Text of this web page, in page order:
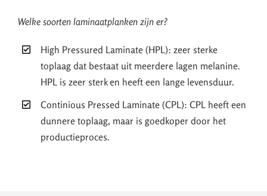
Welke soorten laminaatplanken zijn er?
High Pressured Laminate (HPL): zeer sterke
toplaag dat bestaat uit meerdere lagen melanine.
HPL is zeer sterk en heeft een lange levensduur.
Continious Pressed Laminate (CPL): CPL heeft een
dunnere toplaag, maar is goedkoper door het
productieproces.